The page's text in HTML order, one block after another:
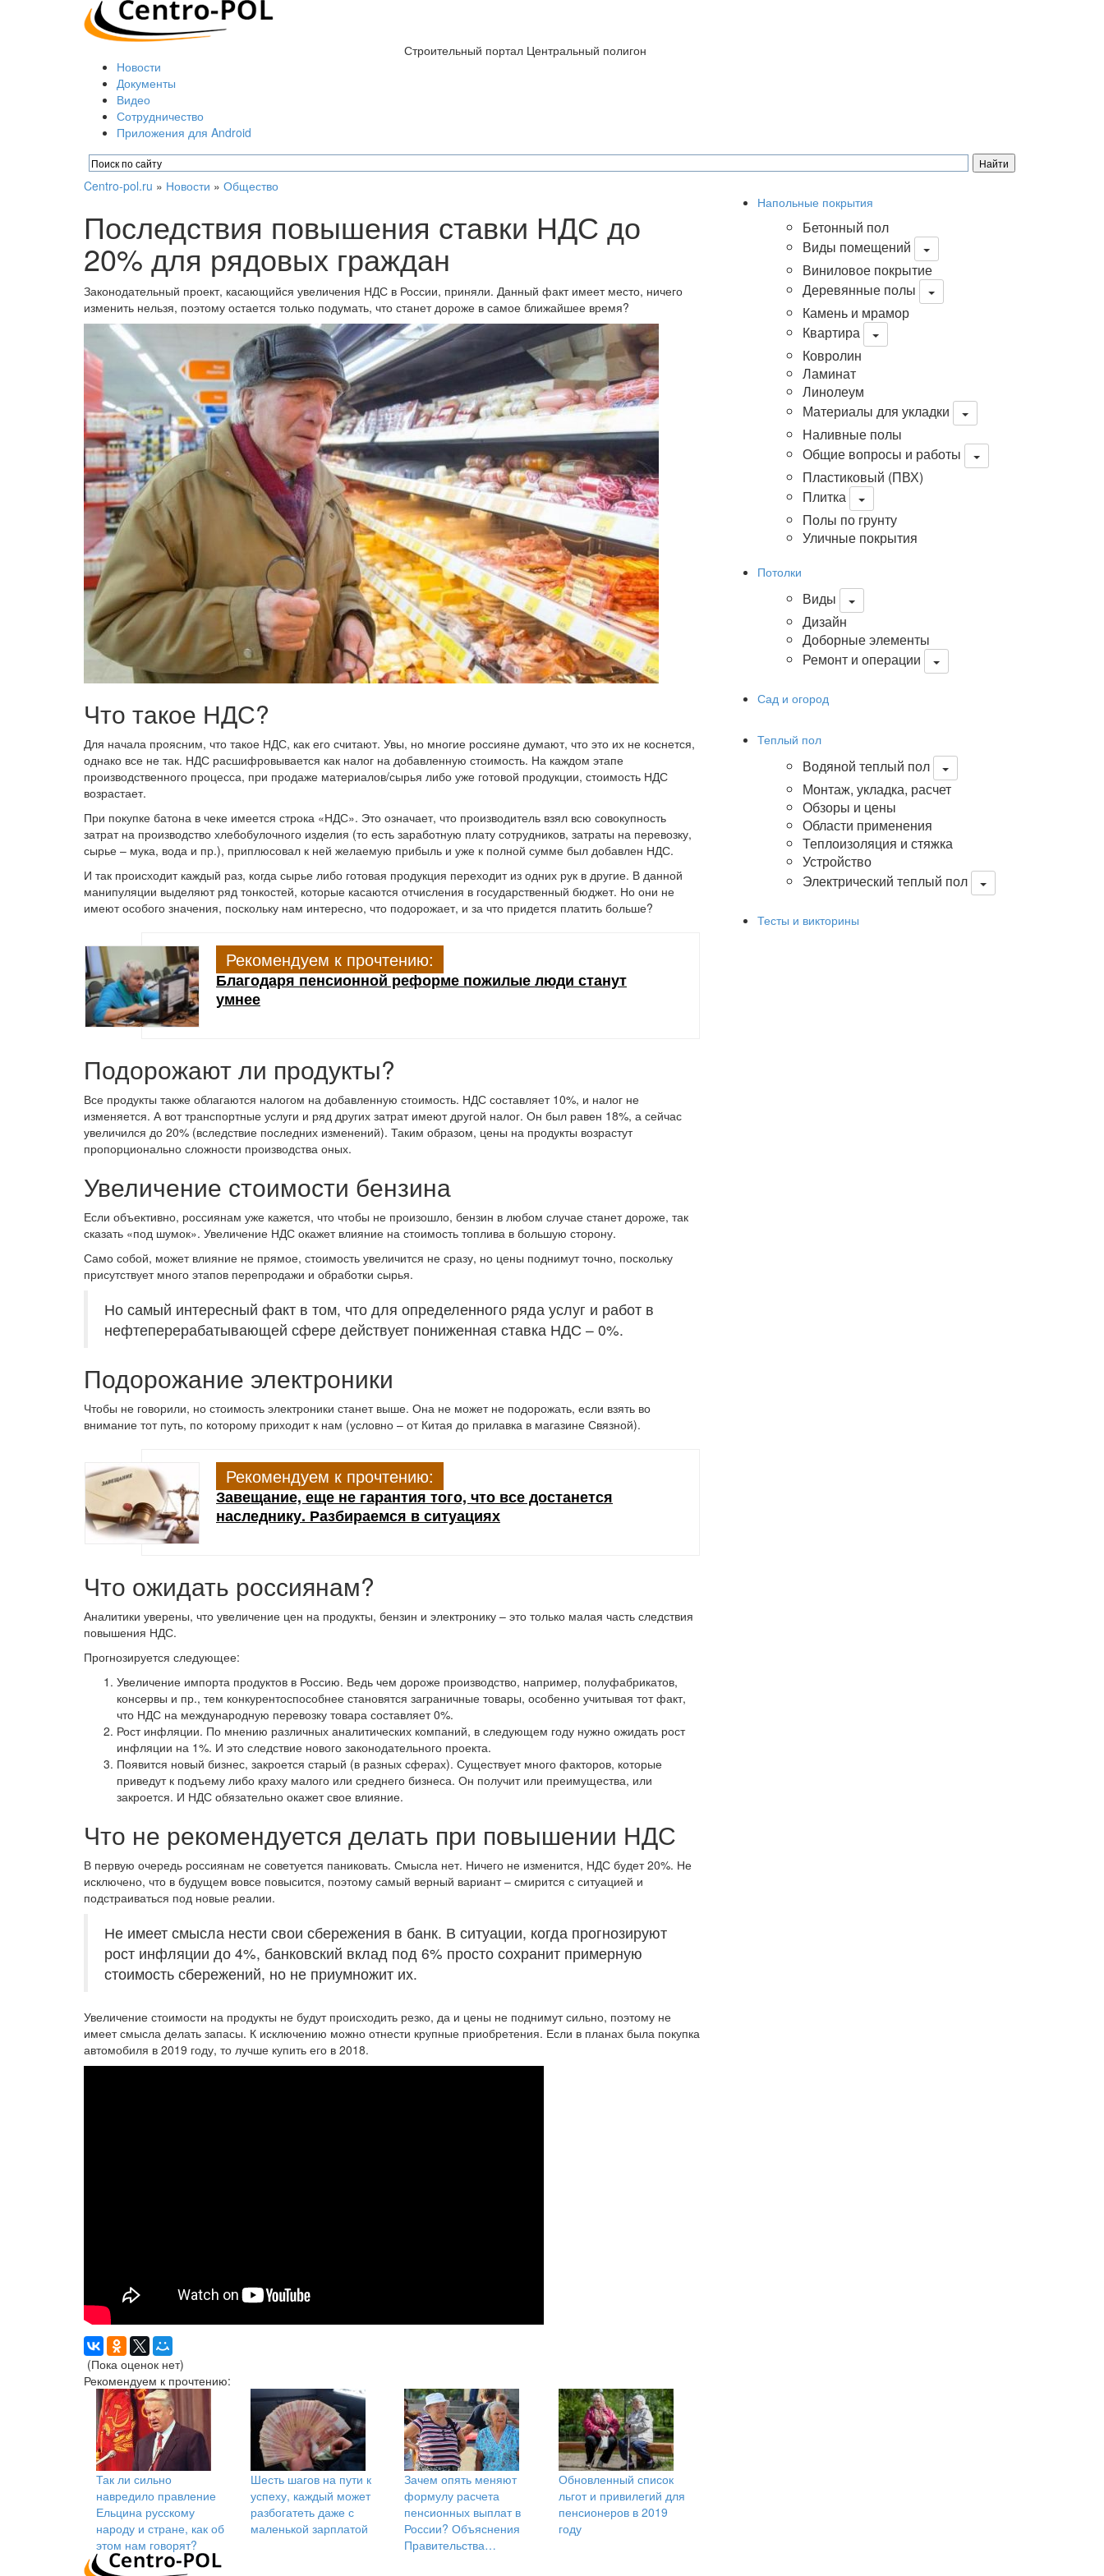
Строительный портал Центральный полигон
Новости
Документы
Видео
Сотрудничество
Приложения для Android
Centro-pol.ru » Новости » Общество
Последствия повышения ставки НДС до
20% для рядовых граждан
Законодательный проект, касающийся увеличения НДС в России, приняли. Данный факт имеет место, ничего
изменить нельзя, поэтому остается только подумать, что станет дороже в самое ближайшее время?
Что такое НДС?
Для начала проясним, что такое НДС, как его считают. Увы, но многие россияне думают, что это их не коснется,
однако все не так. НДС расшифровывается как налог на добавленную стоимость. На каждом этапе
производственного процесса, при продаже материалов/сырья либо уже готовой продукции, стоимость НДС
возрастает.
При покупке батона в чеке имеется строка «НДС». Это означает, что производитель взял всю совокупность
затрат на производство хлебобулочного изделия (то есть заработную плату сотрудников, затраты на перевозку,
сырье – мука, вода и пр.), приплюсовал к ней желаемую прибыль и уже к полной сумме был добавлен НДС.
И так происходит каждый раз, когда сырье либо готовая продукция переходит из одних рук в другие. В данной
манипуляции выделяют ряд тонкостей, которые касаются отчисления в государственный бюджет. Но они не
имеют особого значения, поскольку нам интересно, что подорожает, и за что придется платить больше?
Рекомендуем к прочтению:
Благодаря пенсионной реформе пожилые люди станут
умнее
Подорожают ли продукты?
Все продукты также облагаются налогом на добавленную стоимость. НДС составляет 10%, и налог не
изменяется. А вот транспортные услуги и ряд других затрат имеют другой налог. Он был равен 18%, а сейчас
увеличился до 20% (вследствие последних изменений). Таким образом, цены на продукты возрастут
пропорционально сложности производства оных.
Увеличение стоимости бензина
Если объективно, россиянам уже кажется, что чтобы не произошло, бензин в любом случае станет дороже, так
сказать «под шумок». Увеличение НДС окажет влияние на стоимость топлива в большую сторону.
Само собой, может влияние не прямое, стоимость увеличится не сразу, но цены поднимут точно, поскольку
присутствует много этапов перепродажи и обработки сырья.
Но самый интересный факт в том, что для определенного ряда услуг и работ в
нефтеперерабатывающей сфере действует пониженная ставка НДС – 0%.
Подорожание электроники
Чтобы не говорили, но стоимость электроники станет выше. Она не может не подорожать, если взять во
внимание тот путь, по которому приходит к нам (условно – от Китая до прилавка в магазине Связной).
Рекомендуем к прочтению:
Завещание, еще не гарантия того, что все достанется
наследнику. Разбираемся в ситуациях
Что ожидать россиянам?
Аналитики уверены, что увеличение цен на продукты, бензин и электронику – это только малая часть следствия
повышения НДС.
Прогнозируется следующее:
Увеличение импорта продуктов в Россию. Ведь чем дороже производство, например, полуфабрикатов,
консервы и пр., тем конкурентоспособнее становятся заграничные товары, особенно учитывая тот факт,
что НДС на международную перевозку товара составляет 0%.
Рост инфляции. По мнению различных аналитических компаний, в следующем году нужно ожидать рост
инфляции на 1%. И это следствие нового законодательного проекта.
Появится новый бизнес, закроется старый (в разных сферах). Существует много факторов, которые
приведут к подъему либо краху малого или среднего бизнеса. Он получит или преимущества, или
закроется. И НДС обязательно окажет свое влияние.
Что не рекомендуется делать при повышении НДС
В первую очередь россиянам не советуется паниковать. Смысла нет. Ничего не изменится, НДС будет 20%. Не
исключено, что в будущем вовсе повысится, поэтому самый верный вариант – смирится с ситуацией и
подстраиваться под новые реалии.
Не имеет смысла нести свои сбережения в банк. В ситуации, когда прогнозируют
рост инфляции до 4%, банковский вклад под 6% просто сохранит примерную
стоимость сбережений, но не приумножит их.
Увеличение стоимости на продукты не будут происходить резко, да и цены не поднимут сильно, поэтому не
имеет смысла делать запасы. К исключению можно отнести крупные приобретения. Если в планах была покупка
автомобиля в 2019 году, то лучше купить его в 2018.
(Пока оценок нет)
Рекомендуем к прочтению:
Так ли сильно
навредило правление
Ельцина русскому
народу и стране, как об
этом нам говорят?
Шесть шагов на пути к
успеху, каждый может
разбогатеть даже с
маленькой зарплатой
Зачем опять меняют
формулу расчета
пенсионных выплат в
России? Объяснения
Правительства…
Обновленный список
льгот и привилегий для
пенсионеров в 2019
году
Напольные покрытия
Бетонный пол
Виды помещений
Виниловое покрытие
Деревянные полы
Камень и мрамор
Квартира
Ковролин
Ламинат
Линолеум
Материалы для укладки
Наливные полы
Общие вопросы и работы
Пластиковый (ПВХ)
Плитка
Полы по грунту
Уличные покрытия
Потолки
Виды
Дизайн
Доборные элементы
Ремонт и операции
Сад и огород
Теплый пол
Водяной теплый пол
Монтаж, укладка, расчет
Обзоры и цены
Области применения
Теплоизоляция и стяжка
Устройство
Электрический теплый пол
Тесты и викторины